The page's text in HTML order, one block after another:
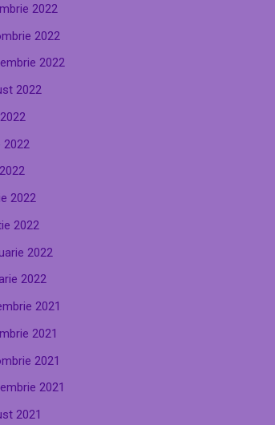
2022
2022
2022
2022
2022
2022
2022
2022
2022
2021
2021
2021
2021
2021